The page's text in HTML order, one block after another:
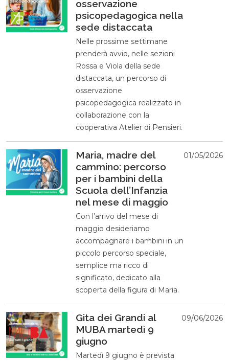
osservazione
psicopedagogica nella
sede distaccata
Nelle prossime settimane
prenderà avvio, nelle sezioni
Rossa e Viola della sede
distaccata, un percorso di
osservazione
psicopedagogica realizzato in
collaborazione con la
cooperativa Atelier di Pensieri.
Maria, madre del
cammino: percorso
per i bambini della
Scuola dell’Infanzia
nel mese di maggio
Con l’arrivo del mese di
maggio desideriamo
accompagnare i bambini in un
piccolo percorso speciale,
semplice ma ricco di
significato, dedicato alla
scoperta della figura di Maria.
01/05/2026
Gita dei Grandi al
MUBA martedì 9
giugno
Martedì 9 giugno è prevista
09/06/2026